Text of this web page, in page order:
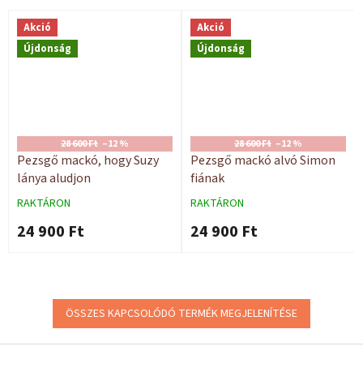
Akció
Újdonság
28 600 Ft –12 %
Pezsgő mackó, hogy Suzy
lánya aludjon
RAKTÁRON
24 900 Ft
Akció
Újdonság
28 600 Ft –12 %
Pezsgő mackó alvó Simon
fiának
RAKTÁRON
24 900 Ft
ÖSSZES KAPCSOLÓDÓ TERMÉK MEGJELENÍTÉSE
L